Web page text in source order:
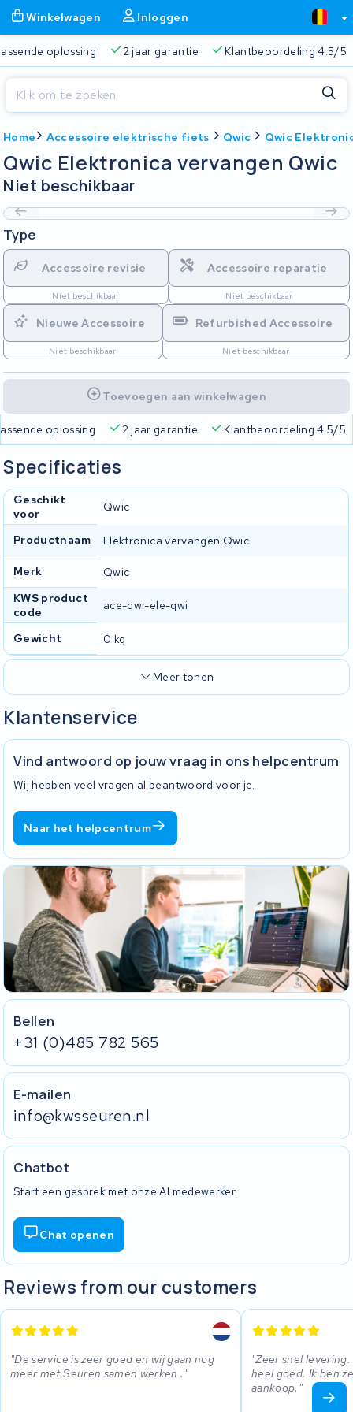
Winkelwagen Inloggen
oplossing 2 jaar garantie Klantbeoordeling 4.5/5
Home Accessoire elektrische fiets Qwic Qwic
Qwic Elektronica vervangen Qwic
Niet beschikbaar
Type
Accessoire revisie
Niet beschikbaar
Accessoire reparatie
Niet beschikbaar
Nieuwe Accessoire
Niet beschikbaar
Refurbished Accessoire
Niet beschikbaar
Toevoegen aan winkelwagen
oplossing 2 jaar garantie Klantbeoordeling 4.5/5
Specificaties
Geschikt
voor
Qwic
Productnaam Elektronica vervangen Qwic
Merk
Qwic
KWS product
code
ace-qwi-ele-qwi
Gewicht 0 kg
Meer tonen
Klantenservice
Vind antwoord op jouw vraag in ons helpcentrum
Wij hebben veel vragen al beantwoord voor je.
Naar het helpcentrum
Bellen
+31 (0)485 782 565
E-mailen
info@kwsseuren.nl
Chatbot
Start een gesprek met onze AI medewerker.
Chat openen
Reviews from our customers
De service is zeer goed en wij gaan nog
meer met Seuren samen werken .
Zeer snel
heel goed. Ik ben
aankoop.
Je winkelwagen is leeg.
Gratis verzending
Sluiten
Begin te typen in de zoekbalk om te zoeken